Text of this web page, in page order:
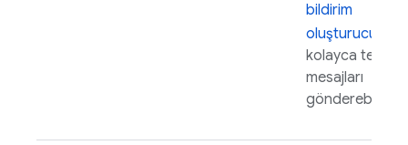
bildirim
oluşturucu
kolayca test
mesajları